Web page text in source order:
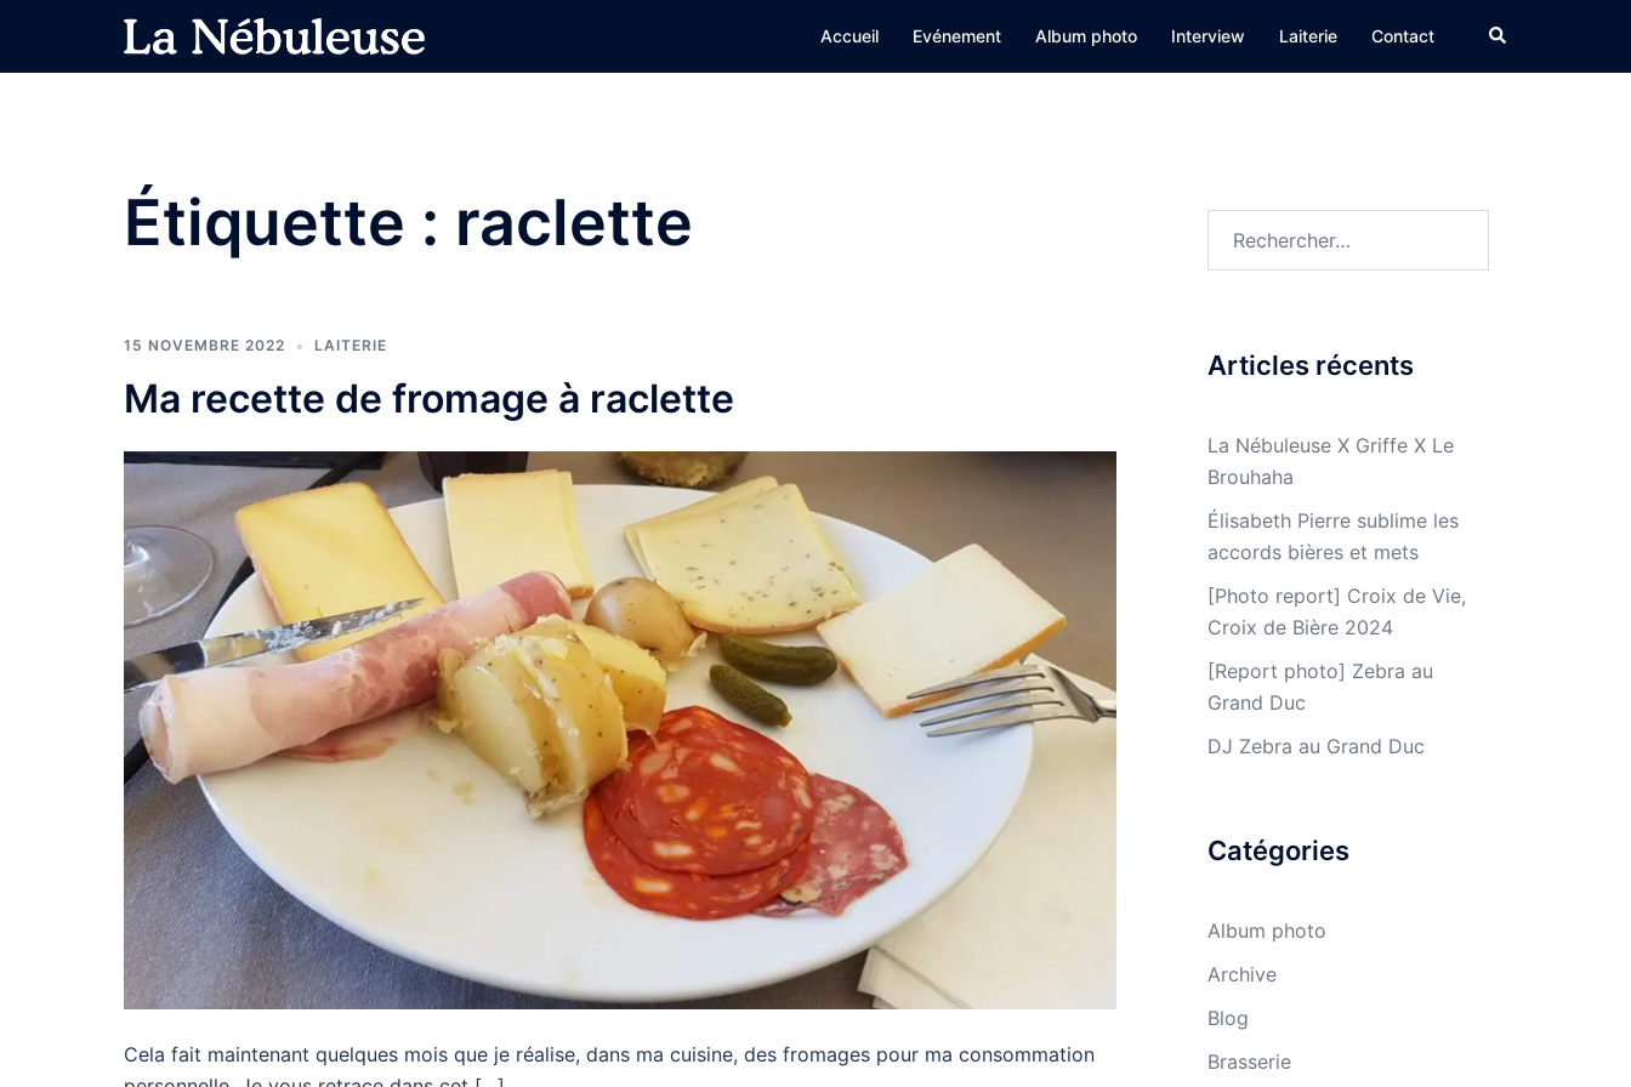
contenu
Accueil Evénement Album photo Interview Laiterie Contact Rechercher
Étiquette : raclette
15 NOVEMBRE 2022 LAITERIE
Ma recette de fromage à raclette
Cela fait maintenant quelques mois que je réalise, dans ma cuisine, des fromages pour ma consommation
Articles récents
La Nébuleuse X Griffe X Le
Brouhaha
Élisabeth Pierre sublime les
accords bières et mets
[Photo report] Croix de Vie,
Croix de Bière 2024
[Report photo] Zebra au
Grand Duc
DJ Zebra au Grand Duc
Catégories
Album photo
Archive
Blog
Brasserie